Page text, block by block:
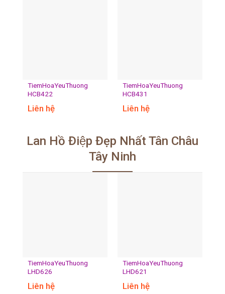
TiemHoaYeuThuong
HCB422
Liên hệ
TiemHoaYeuThuong
HCB431
Liên hệ
Lan Hồ Điệp Đẹp Nhất Tân Châu
Tây Ninh
TiemHoaYeuThuong
LHD626
Liên hệ
TiemHoaYeuThuong
LHD621
Liên hệ